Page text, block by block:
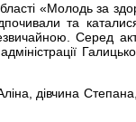
«Молодь за
та
Серед
дівчина